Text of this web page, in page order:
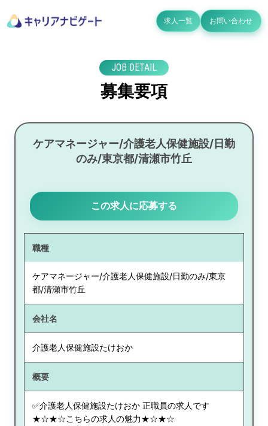
求人一覧 お問い合わせ
JOB DETAIL
募集要項
ケアマネージャー/介護老人保健施設/日勤
のみ/東京都/清瀬市竹丘
この求人に応募する
職種
ケアマネージャー/介護老人保健施設/日勤のみ/東京
都/清瀬市竹丘
会社名
介護老人保健施設たけおか
概要
✅介護老人保健施設たけおか 正職員の求人です
★☆★☆こちらの求人の魅力★☆★☆